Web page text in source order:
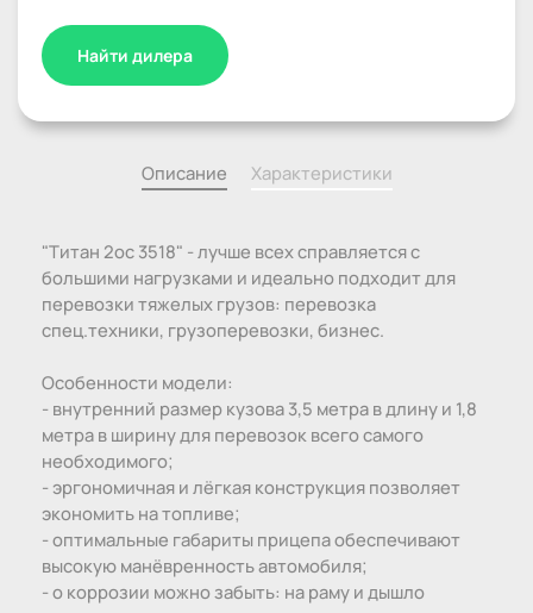
Найти дилера
Описание Характеристики
"Титан 2ос 3518" - лучше всех справляется с
большими нагрузками и идеально подходит для
перевозки тяжелых грузов: перевозка
спец.техники, грузоперевозки, бизнес.
Особенности модели:
- внутренний размер кузова 3,5 метра в длину и 1,8
метра в ширину для перевозок всего самого
необходимого;
- эргономичная и лёгкая конструкция позволяет
экономить на топливе;
- оптимальные габариты прицепа обеспечивают
высокую манёвренность автомобиля;
- о коррозии можно забыть: на раму и дышло